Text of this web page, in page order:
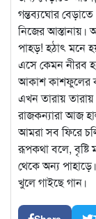
গন্তব্যঘোর
নিজের আস্তানায়।
পাহড়! হঠাৎ মনে
এসে কেমন নীরব
আকাশ কাশফুলের
এখন তারায়
রাজকন্যারা আজ
আমরা সব ফিরে
রূপকথা বলে, বৃষ্টি
থেকে অন্য
খুলে গাইছে গান।